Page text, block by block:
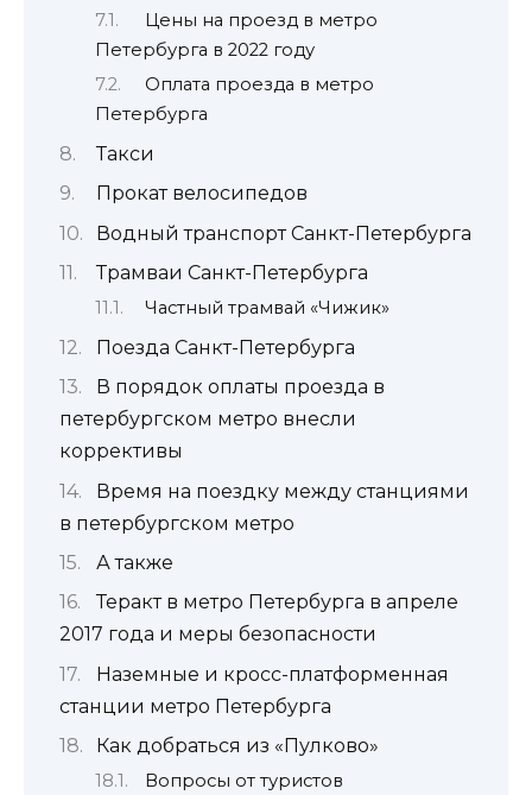
Цены на проезд в метро
Петербурга в 2022 году
Оплата проезда в метро
Петербурга
Такси
Прокат велосипедов
Водный транспорт Санкт-Петербурга
Трамваи Санкт-Петербурга
Частный трамвай «Чижик»
Поезда Санкт-Петербурга
В порядок оплаты проезда в
петербургском метро внесли
коррективы
Время на поездку между станциями
в петербургском метро
А также
Теракт в метро Петербурга в апреле
2017 года и меры безопасности
Наземные и кросс-платформенная
станции метро Петербурга
Как добраться из «Пулково»
Вопросы от туристов